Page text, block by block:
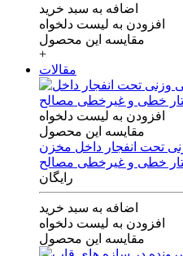
اضافه به سبد خرید
افزودن به لیست دلخواه
مقایسه این محصول
+
مقالات
افزودن به لیست دلخواه
مقایسه این محصول
تحت انفجار داخل مخزن
خطی و غیرخطی مصالح
رایگان
اضافه به سبد خرید
افزودن به لیست دلخواه
مقایسه این محصول